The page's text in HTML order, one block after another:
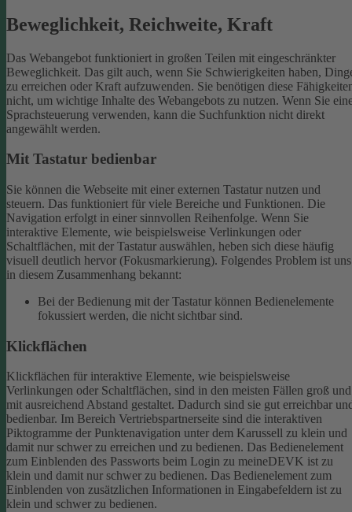
Beweglichkeit, Reichweite, Kraft
Das Webangebot funktioniert in großen Teilen mit eingeschränkter
Beweglichkeit. Das gilt auch, wenn Sie Schwierigkeiten haben,
zu erreichen oder Kraft aufzuwenden. Sie benötigen diese
nicht, um wichtige Inhalte des Webangebots zu nutzen. Wenn Sie
Sprachsteuerung verwenden, kann die Suchfunktion nicht direkt
angewählt werden.
Mit Tastatur bedienbar
Sie können die Webseite mit einer externen Tastatur nutzen und
steuern. Das funktioniert für viele Bereiche und Funktionen. Die
Navigation erfolgt in einer sinnvollen Reihenfolge. Wenn Sie
interaktive Elemente, wie beispielsweise Verlinkungen oder
Schaltflächen, mit der Tastatur auswählen, heben sich diese häufig
visuell deutlich hervor (Fokusmarkierung). Folgendes Problem ist uns
in diesem Zusammenhang bekannt:
Bei der Bedienung mit der Tastatur können Bedienelemente
fokussiert werden, die nicht sichtbar sind.
Klickflächen
Klickflächen für interaktive Elemente, wie beispielsweise
Verlinkungen oder Schaltflächen, sind in den meisten Fällen groß und
mit ausreichend Abstand gestaltet. Dadurch sind sie gut erreichbar
bedienbar. Im Bereich Vertriebspartnerseite sind die interaktiven
Piktogramme der Punktenavigation unter dem Karussell zu klein und
damit nur schwer zu erreichen und zu bedienen. Das Bedienelement
zum Einblenden des Passworts beim Login zu meineDEVK ist zu
klein und damit nur schwer zu bedienen. Das Bedienelement zum
Einblenden von zusätzlichen Informationen in Eingabefeldern ist zu
klein und schwer zu bedienen.